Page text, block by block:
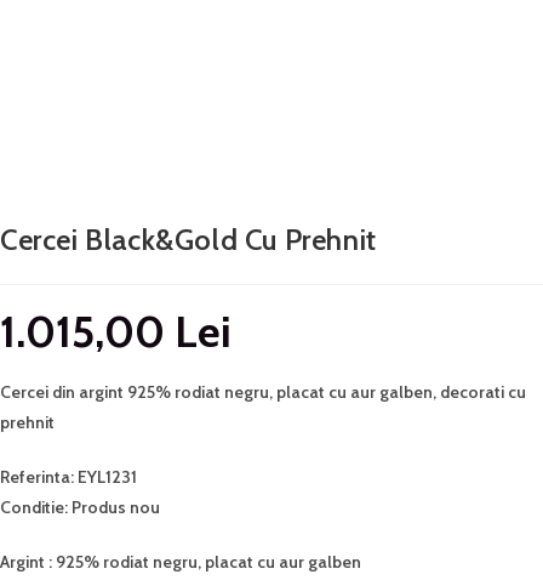
Cercei Black&gold Cu Prehnit
1.015,00 Lei
Cercei din argint 925% rodiat negru, placat cu aur galben, decorati cu
prehnit
Referinta: EYL1231
Conditie: Produs nou
Argint : 925% rodiat negru, placat cu aur galben